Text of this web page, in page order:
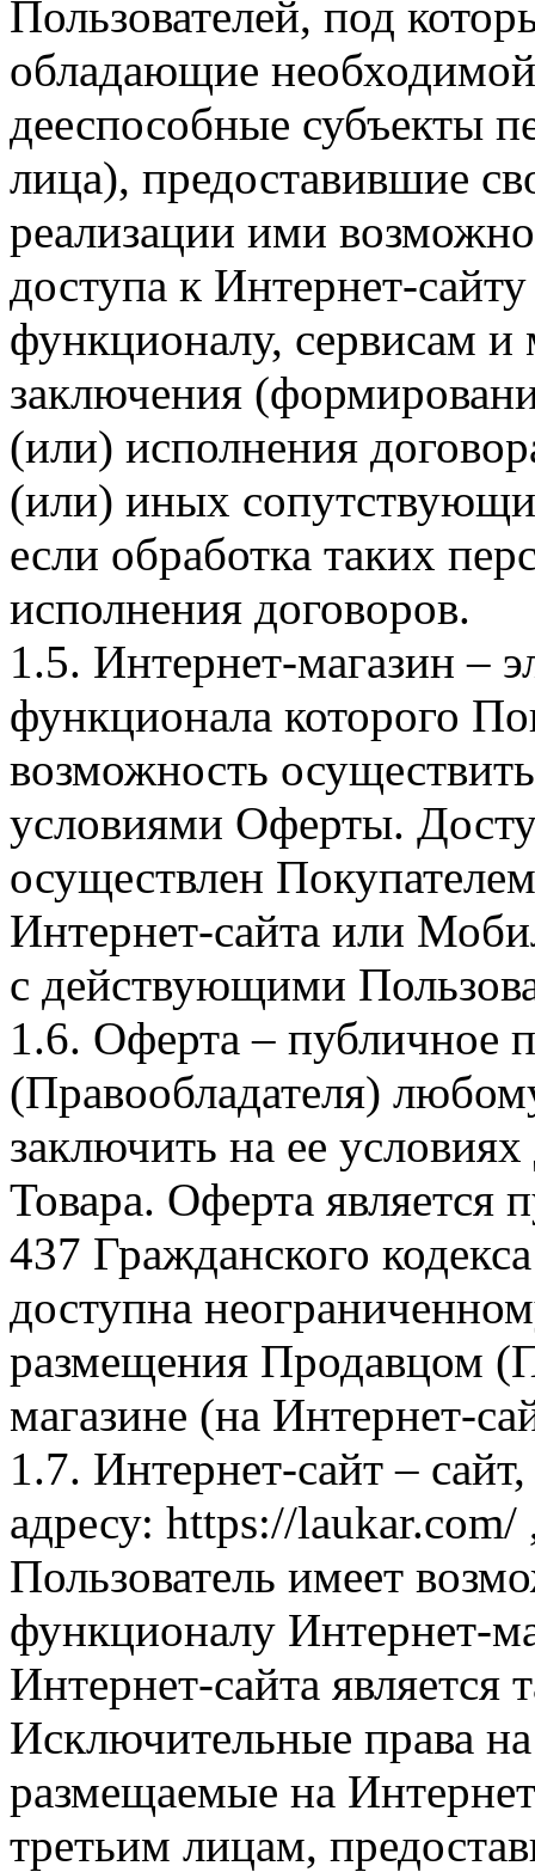
Пользователей, под
обладающие
дееспособные субъекты
лица), предоставившие
реализации ими
доступа к Интернет-
функционалу, сервисам и
заключения
(или) исполнения
(или) иных
если обработка таких
исполнения договоров.
1.5. Интернет-магазин –
функционала которого
возможность
условиями Оферты.
осуществлен
Интернет-сайта или
с действующими
1.6. Оферта – публичное
(Правообладателя)
заключить на ее
Товара. Оферта является
437 Гражданского
доступна
размещения Продавцом
магазине (на Интернет-
1.7. Интернет-сайт –
адресу: https://laukar.com/
Пользователь имеет
функционалу Интернет-
Интернет-сайта
Исключительные права
размещаемые на
третьим лицам,